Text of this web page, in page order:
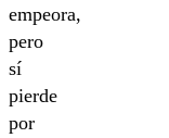
empeora,
pero
sí
pierde
por